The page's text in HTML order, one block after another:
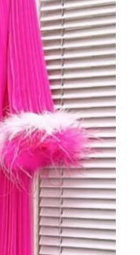
Şifon
Uzun